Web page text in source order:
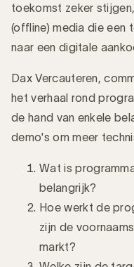
toekomst zeker
(offline) media die een
naar een digitale
Dax Vercauteren,
het verhaal rond
de hand van enkele
demo's om meer
Wat is
belangrijk?
Hoe werkt de
zijn de
markt?